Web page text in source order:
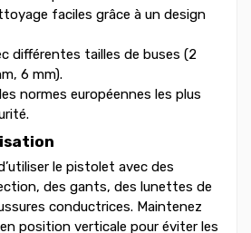
faciles grâce à un design
différentes tailles de buses (2
6 mm).
normes européennes les plus
le pistolet avec des
des gants, des lunettes de
conductrices. Maintenez
position verticale pour éviter les